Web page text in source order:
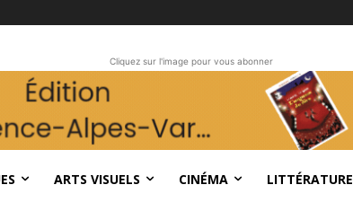
Cliquez sur l'image pour vous abonner
ARTS VISUELS CINÉMA LITTÉRATURE